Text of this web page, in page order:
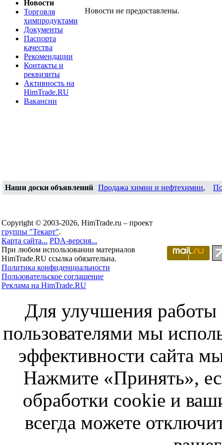
Новости
Торговля
химпродуктами
Документы
Паспорта
качества
Рекомендации
Контакты и
реквизиты
Активность на
HimTrade.RU
Вакансии
Новости не предоставлены.
Наши доски объявлений Продажа химии и нефтехимии,
Copyright © 2003-2026, HimTrade.ru – проект
группы "Текарт".
Карта сайта... PDA-версия...
При любом использовании материалов
HimTrade.RU ссылка обязательна.
Политика конфиденциальности
Пользовательское соглашение
Реклама на HimTrade.RU
Для улучшения работы
пользователями мы
эффективности сайта
Нажмите «Принять»,
обработки cookie и
всегда можете